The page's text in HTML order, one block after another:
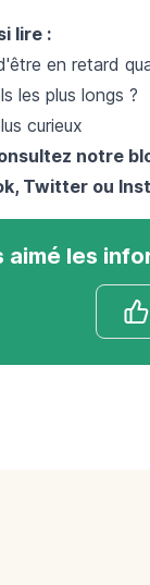
lire :
en retard
les plus longs ?
curieux
notre
, Twitter ou
aimé les